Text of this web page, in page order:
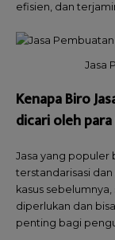
efisien, dan
Jasa
Kenapa Biro
dicari oleh
Jasa yang populer
terstandarisasi
kasus
diperlukan dan
penting bagi